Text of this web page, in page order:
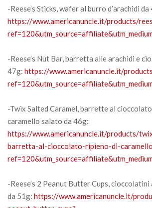
-Reese’s Sticks, wafer al burro d’arachidi da
https://www.americanuncle.it/products/
-Reese’s Nut Bar, barretta alle arachidi e
47g: https://www.americanuncle.it/
-Twix Salted Caramel, barrette al
caramello salato da 46g:
https://www.americanuncle.it/products/
barretta-al-cioccolato-ripieno-di-
-Reese’s 2 Peanut Butter Cups, cioccolatini
da 51g: https://www.americanuncle.it/